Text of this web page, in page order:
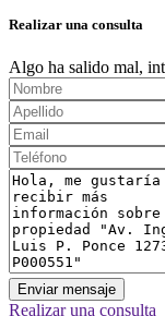
Realizar una consulta
Algo ha salido mal,
Enviar mensaje
Realizar una consulta